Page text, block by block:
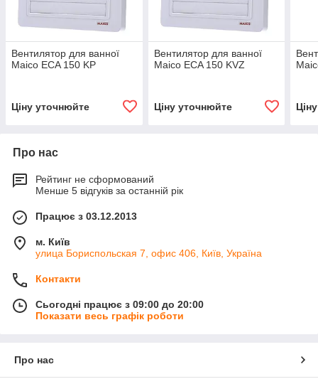
Вентилятор для ванної
Maico ECA 150 KP
Ціну уточнюйте
Вентилятор для ванної
Maico ECA 150 KVZ
Ціну уточнюйте
Про нас
Рейтинг не сформований
Менше 5 відгуків за останній рік
Працює з 03.12.2013
м. Київ
улица Бориспольская 7, офис 406, Київ, Україна
Контакти
Сьогодні працює з 09:00 до 20:00
Показати весь графік роботи
Про нас